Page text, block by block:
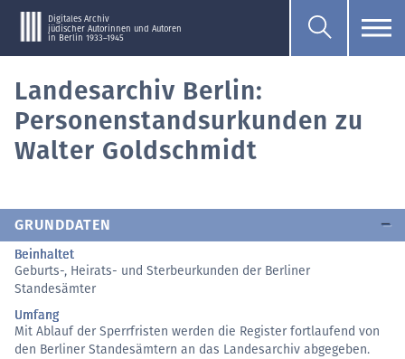
Digitales Archiv
jüdischer Autorinnen und Autoren
in Berlin 1933–1945
Landesarchiv Berlin:
Personenstandsurkunden zu
Walter Goldschmidt
GRUNDDATEN
Beinhaltet
Geburts-, Heirats- und Sterbeurkunden der Berliner
Standesämter
Umfang
Mit Ablauf der Sperrfristen werden die Register fortlaufend von
den Berliner Standesämtern an das Landesarchiv abgegeben.